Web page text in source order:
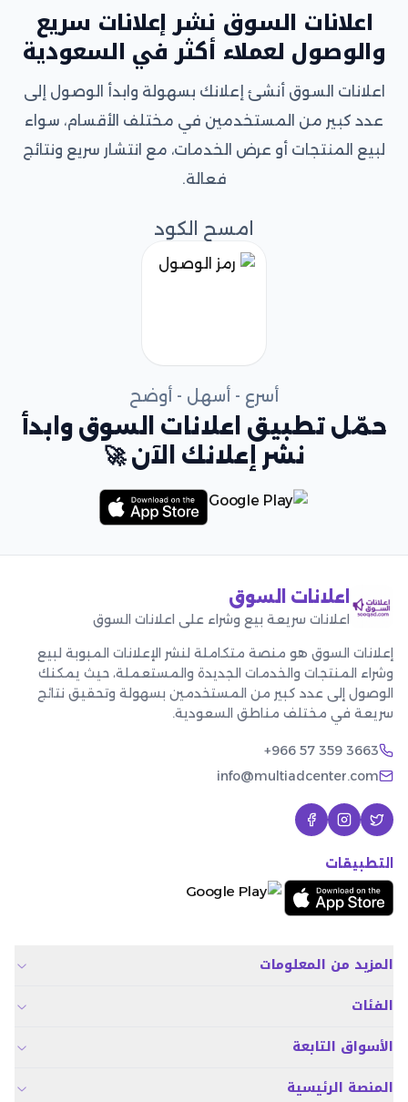
اعلانات السوق نشر إعلانات سريع
والوصول لعملاء أكثر في السعودية
اعلانات السوق أنشئ إعلانك بسهولة وابدأ الوصول إلى
عدد كبير من المستخدمين في مختلف الأقسام، سواء
لبيع المنتجات أو عرض الخدمات، مع انتشار سريع ونتائج
فعالة.
امسح الكود
أسرع - أسهل - أوضح
حمّل تطبيق اعلانات السوق وابدأ
نشر إعلانك الآن 🚀
اعلانات السوق
اعلانات سريعة بيع وشراء على اعلانات السوق
إعلانات السوق هو منصة متكاملة لنشر الإعلانات المبوبة لبيع
وشراء المنتجات والخدمات الجديدة والمستعملة، حيث يمكنك
الوصول إلى عدد كبير من المستخدمين بسهولة وتحقيق نتائج
سريعة في مختلف مناطق السعودية.
+966 57 359 3663
info@multiadcenter.com
التطبيقات
المزيد من المعلومات
الفئات
الأسواق التابعة
المنصة الرئيسية